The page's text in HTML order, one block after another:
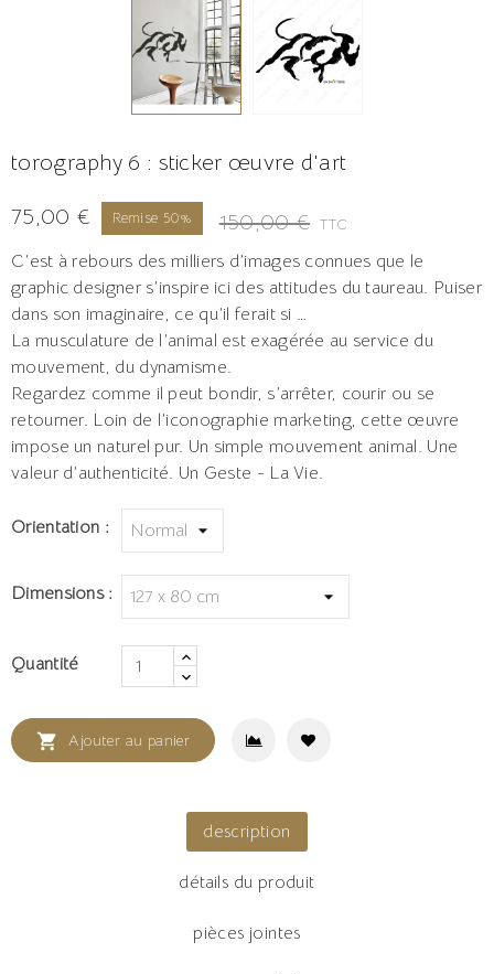
torography 6 : sticker œuvre d'art
75,00 €
Remise 50% 150,00 € TTC
C’est à rebours des milliers d’images connues que le
graphic designer s’inspire ici des attitudes du taureau. Puiser
dans son imaginaire, ce qu’il ferait si …
La musculature de l’animal est exagérée au service du
mouvement, du dynamisme.
Regardez comme il peut bondir, s’arrêter, courir ou se
retourner. Loin de l’iconographie marketing, cette œuvre
impose un naturel pur. Un simple mouvement animal. Une
valeur d’authenticité. Un Geste - La Vie.
Orientation :
Dimensions :
Quantité
 Ajouter au panier
description
détails du produit
pièces jointes